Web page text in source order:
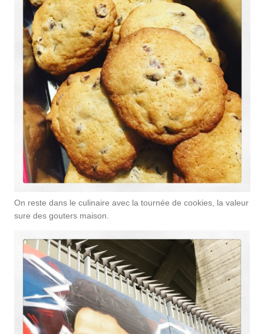
On reste dans le culinaire avec la tournée de cookies, la valeur
sure des gouters maison.